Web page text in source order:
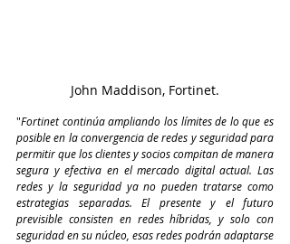
John Maddison, Fortinet.
"Fortinet continúa ampliando los límites de lo que es
posible en la convergencia de redes y seguridad para
permitir que los clientes y socios compitan de manera
segura y efectiva en el mercado digital actual. Las
redes y la seguridad ya no pueden tratarse como
estrategias separadas. El presente y el futuro
previsible consisten en redes híbridas, y solo con
seguridad en su núcleo, esas redes podrán adaptarse